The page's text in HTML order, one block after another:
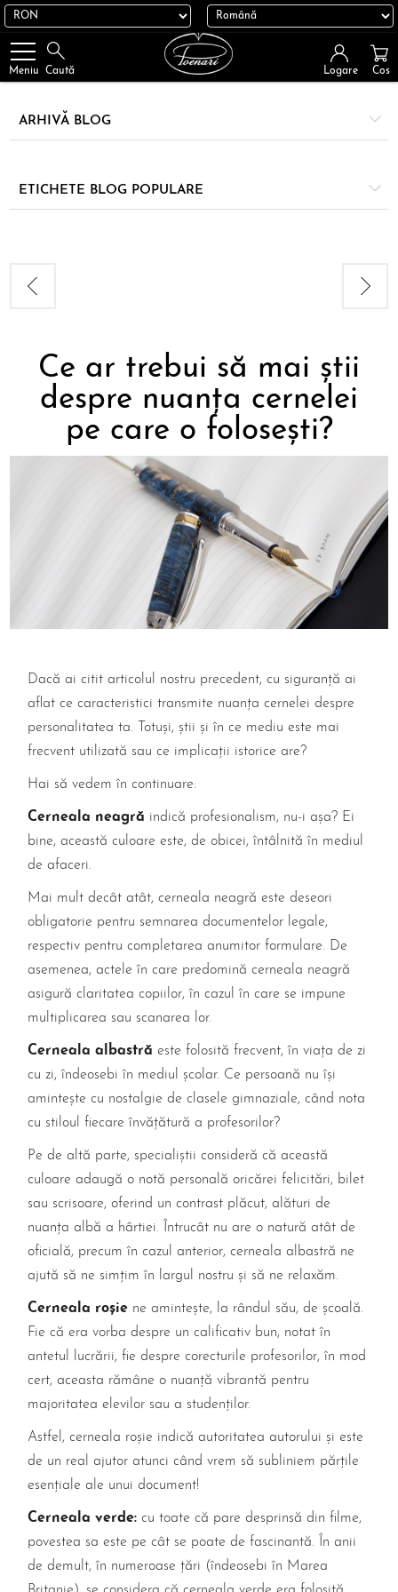
Meniu Caută Logare Cos
ARHIVĂ BLOG
ETICHETE BLOG POPULARE
Ce ar trebui să mai știi
despre nuanța cernelei
pe care o folosești?
Dacă ai citit articolul nostru precedent, cu siguranță ai
aflat ce caracteristici transmite nuanța cernelei despre
personalitatea ta. Totuși, știi și în ce mediu este mai
frecvent utilizată sau ce implicații istorice are?
Hai să vedem în continuare:
Cerneala neagră indică profesionalism, nu-i așa? Ei
bine, această culoare este, de obicei, întâlnită în mediul
de afaceri.
Mai mult decât atât, cerneala neagră este deseori
obligatorie pentru semnarea documentelor legale,
respectiv pentru completarea anumitor formulare. De
asemenea, actele în care predomină cerneala neagră
asigură claritatea copiilor, în cazul în care se impune
multiplicarea sau scanarea lor.
Cerneala albastrăeste folosită frecvent, în viața de zi
cu zi, îndeosebi în mediul școlar. Ce persoană nu își
amintește cu nostalgie de clasele gimnaziale, când nota
cu stiloul fiecare învățătură a profesorilor?
Pe de altă parte, specialiștii consideră că această
culoare adaugă o notă personală oricărei felicitări, bilet
sau scrisoare, oferind un contrast plăcut, alături de
nuanța albă a hârtiei. Întrucât nu are o natură atât de
oficială, precum în cazul anterior, cerneala albastră ne
ajută să ne simțim în largul nostru și să ne relaxăm.
Cerneala roșie ne amintește, la rândul său, de școală.
Fie că era vorba despre un calificativ bun, notat în
antetul lucrării, fie despre corecturile profesorilor, în mod
cert, aceasta rămâne o nuanță vibrantă pentru
majoritatea elevilor sau a studenților.
Astfel, cerneala roșie indică autoritatea autorului și este
de un real ajutor atunci când vrem să subliniem părțile
esențiale ale unui document!
Cerneala verde:cu toate că pare desprinsă din filme,
povestea sa este pe cât se poate de fascinantă. În anii
de demult, în numeroase țări (îndeosebi în Marea